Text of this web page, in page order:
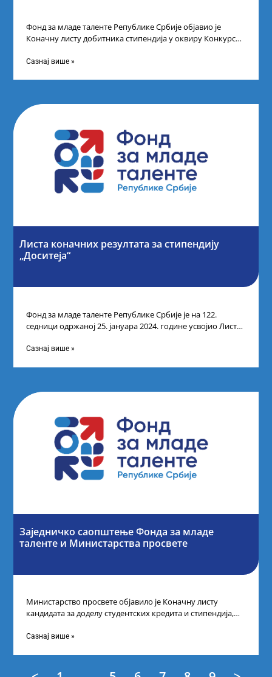
Фонд за младе таленте Републике Србије објавио је
Коначну листу добитника стипендија у оквиру Конкурса
Сазнај више »
Листа коначних резултата за стипендију
„Доситеја“
Фонд за младе таленте Републике Србије је на 122.
седници одржаној 25. јануара 2024. године усвојио Листу
Сазнај више »
Заједничко саопштење Фонда за младе
таленте и Министарства просвете
Министарство просвете објавило је Коначну листу
кандидата за доделу студентских кредита и стипендија,
Сазнај више »